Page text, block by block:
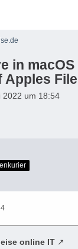
in
Apples
2022 um 18:54
online IT